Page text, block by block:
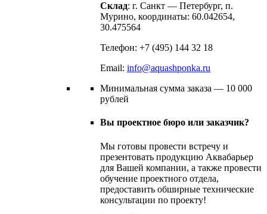
Склад: г. Санкт — Петербург, п.
Мурино, координаты: 60.042654,
30.475564
Телефон: +7 (495) 144 32 18
Email: info@aquashponka.ru
Минимальная сумма заказа — 10 000
рублей
Вы проектное бюро или заказчик?
Мы готовы провести встречу и
презентовать продукцию Аквабарьер
для Вашей компании, а также провести
обучение проектного отдела,
предоставить обширные технические
консультации по проекту!